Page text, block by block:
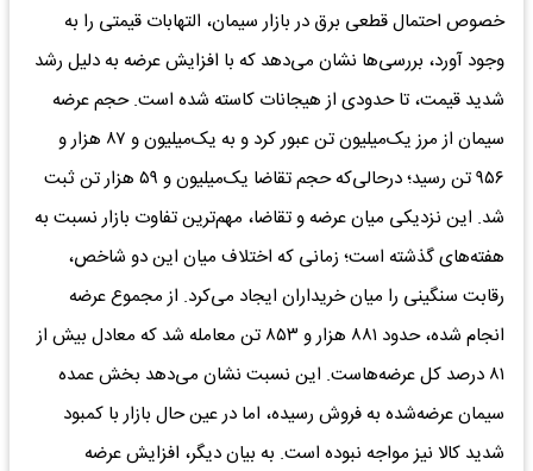
خصوص احتمال قطعی برق در بازار سیمان، التهابات قیمتی را به
وجود آورد، بررسی‌ها نشان می‌دهد که با افزایش عرضه به دلیل رشد
شدید قیمت، تا حدودی از هیجانات کاسته شده است. حجم عرضه
سیمان از مرز یک‌میلیون تن عبور کرد و به یک‌میلیون و ۸۷ هزار و
۹۵۶ تن رسید؛ درحالی‌که حجم تقاضا یک‌میلیون و ۵۹ هزار تن ثبت
شد. این نزدیکی میان عرضه و تقاضا، مهم‌ترین تفاوت بازار نسبت به
هفته‌های گذشته است؛ زمانی که اختلاف میان این دو شاخص،
رقابت سنگینی را میان خریداران ایجاد می‌کرد. از مجموع عرضه
انجام شده، حدود ۸۸۱ هزار و ۸۵۳ تن معامله شد که معادل بیش از
۸۱ درصد کل عرضه‌هاست. این نسبت نشان می‌دهد بخش عمده
سیمان عرضه‌شده به فروش رسیده، اما در عین حال بازار با کمبود
شدید کالا نیز مواجه نبوده است. به بیان دیگر، افزایش عرضه